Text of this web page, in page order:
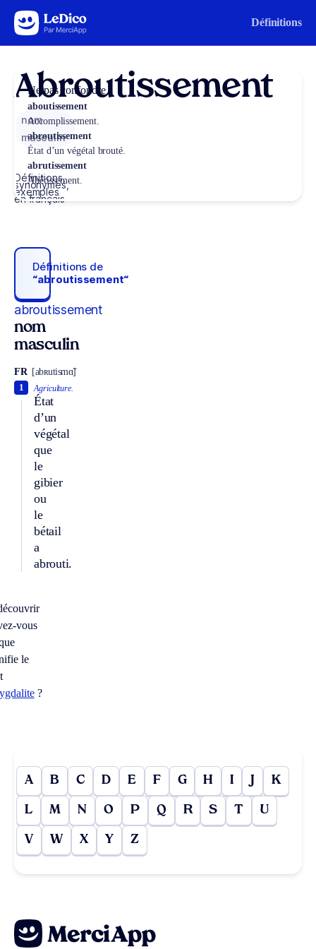
Aller au contenu Définitions
Abroutissement
nom
masculin
Définitions,
synonymes,
exemples
en français
Définitions de
“abroutissement“
abroutissement
nom
masculin
FR [abʀutismɑ̃]
Agriculture.
État
d’un
végétal
que
le
gibier
ou
le
bétail
a
abrouti.
1
vous
le
?
Ne pas confondre
aboutissement
Accomplissement.
abroutissement
État d’un végétal brouté.
abrutissement
Abêtissement.
A B C D E F G H I J K
L M N O P Q R S T U
V W X Y Z